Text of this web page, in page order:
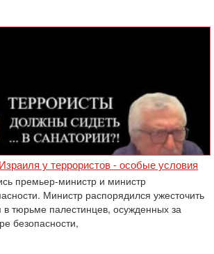
у террористов - особые условия
премьер-министр и министр
Министр распорядился ужесточить
тюрьме палестинцев, осужденных за
безопасности,